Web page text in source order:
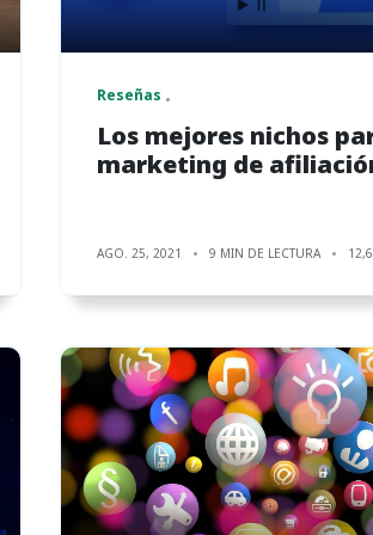
Reseñas
Los mejores nichos
marketing de
AGO. 25, 2021 9 MIN DE LECTURA